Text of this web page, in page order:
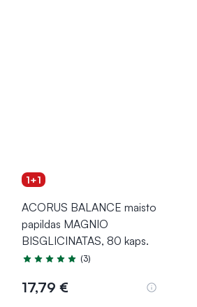
1+1
ACORUS BALANCE maisto
papildas MAGNIO
BISGLICINATAS, 80 kaps.
Įvertinimas 5.0 iš 5
(3)
17,79 €